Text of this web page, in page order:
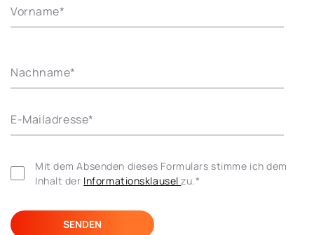
Vorname*
Nachname*
E-Mailadresse*
Mit dem Absenden dieses Formulars stimme ich dem
Inhalt der Informationsklausel zu.*